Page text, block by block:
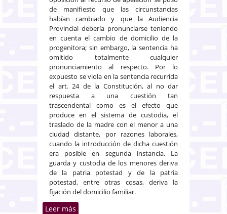
de manifiesto que las circunstancias
habían cambiado y que la Audiencia
Provincial debería pronunciarse teniendo
en cuenta el cambio de domicilio de la
progenitora; sin embargo, la sentencia ha
omitido totalmente cualquier
pronunciamiento al respecto. Por lo
expuesto se viola en la sentencia recurrida
el art. 24 de la Constitución, al no dar
respuesta a una cuestión tan
trascendental como es el efecto que
produce en el sistema de custodia, el
traslado de la madre con el menor a una
ciudad distante, por razones laborales,
cuando la introducción de dicha cuestión
era posible en segunda instancia. La
guarda y custodia de los menores deriva
de la patria potestad y de la patria
potestad, entre otras cosas, deriva la
fijación del domicilio familiar.
Leer más